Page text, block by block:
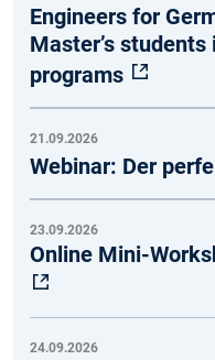
Engineers for
Master’s
programs
21.09.2026
Webinar: Der
23.09.2026
Online Mini-
24.09.2026